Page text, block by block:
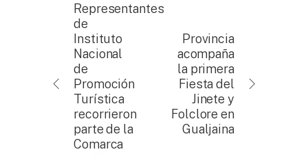
Representantes
de
Instituto
Nacional
de
Promoción
Turística
recorrieron
parte de la
Comarca
Provincia
acompaña
la primera
Fiesta del
Jinete y
Folclore en
Gualjaina